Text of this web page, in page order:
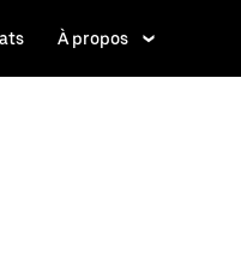
À propos